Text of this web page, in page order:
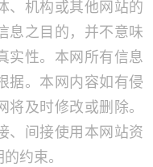
、机构或其他网站的
息之目的，并不意味
实性。本网所有信息
据。本网内容如有侵
及时修改或删除。
、间接使用本网站资
约束。